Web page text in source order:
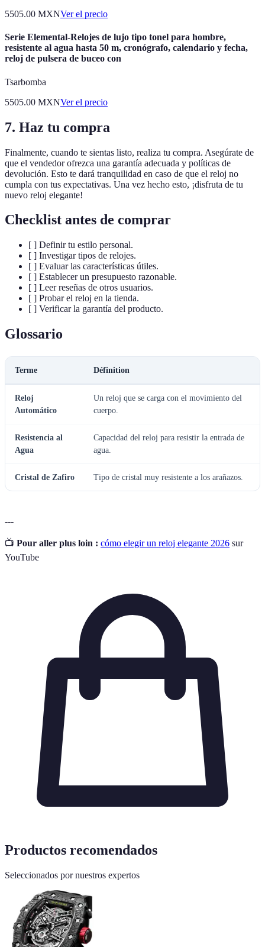
5505.00 MXNVer el precio
Serie Elemental-Relojes de lujo tipo tonel para hombre,
resistente al agua hasta 50 m, cronógrafo, calendario y fecha,
reloj de pulsera de buceo con
Tsarbomba
5505.00 MXNVer el precio
7. Haz tu compra
Finalmente, cuando te sientas listo, realiza tu compra. Asegúrate de
que el vendedor ofrezca una garantía adecuada y políticas de
devolución. Esto te dará tranquilidad en caso de que el reloj no
cumpla con tus expectativas. Una vez hecho esto, ¡disfruta de tu
nuevo reloj elegante!
Checklist antes de comprar
[ ] Definir tu estilo personal.
[ ] Investigar tipos de relojes.
[ ] Evaluar las características útiles.
[ ] Establecer un presupuesto razonable.
[ ] Leer reseñas de otros usuarios.
[ ] Probar el reloj en la tienda.
[ ] Verificar la garantía del producto.
Glossario
Terme Définition
Reloj
Automático
Un reloj que se carga con el movimiento del
cuerpo.
Resistencia al
Agua
Capacidad del reloj para resistir la entrada de
agua.
Cristal de Zafiro Tipo de cristal muy resistente a los arañazos.
---
📺 Pour aller plus loin : cómo elegir un reloj elegante 2026 sur
YouTube
Productos recomendados
Seleccionados por nuestros expertos